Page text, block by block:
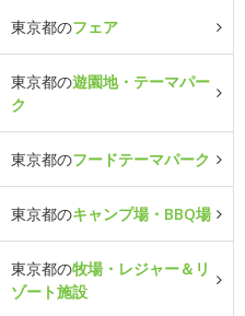
東京都のフェア
東京都の遊園地・テーマパー
ク
東京都のフードテーマパーク
東京都のキャンプ場・BBQ場
東京都の牧場・レジャー＆リ
ゾート施設